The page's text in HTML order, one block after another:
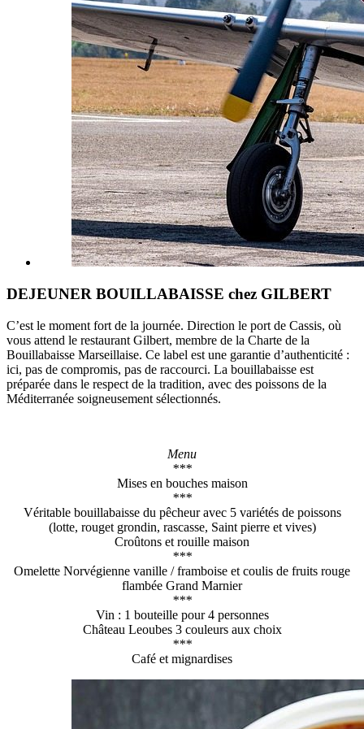
DEJEUNER BOUILLABAISSE chez GILBERT
C’est le moment fort de la journée. Direction le port de Cassis, où
vous attend le restaurant Gilbert, membre de la Charte de la
Bouillabaisse Marseillaise. Ce label est une garantie d’authenticité :
ici, pas de compromis, pas de raccourci. La bouillabaisse est
préparée dans le respect de la tradition, avec des poissons de la
Méditerranée soigneusement sélectionnés.
Menu
***
Mises en bouches maison
***
Véritable bouillabaisse du pêcheur avec 5 variétés de poissons
(lotte, rouget grondin, rascasse, Saint pierre et vives)
Croûtons et rouille maison
***
Omelette Norvégienne vanille / framboise et coulis de fruits rouge
flambée Grand Marnier
***
Vin : 1 bouteille pour 4 personnes
Château Leoubes 3 couleurs aux choix
***
Café et mignardises